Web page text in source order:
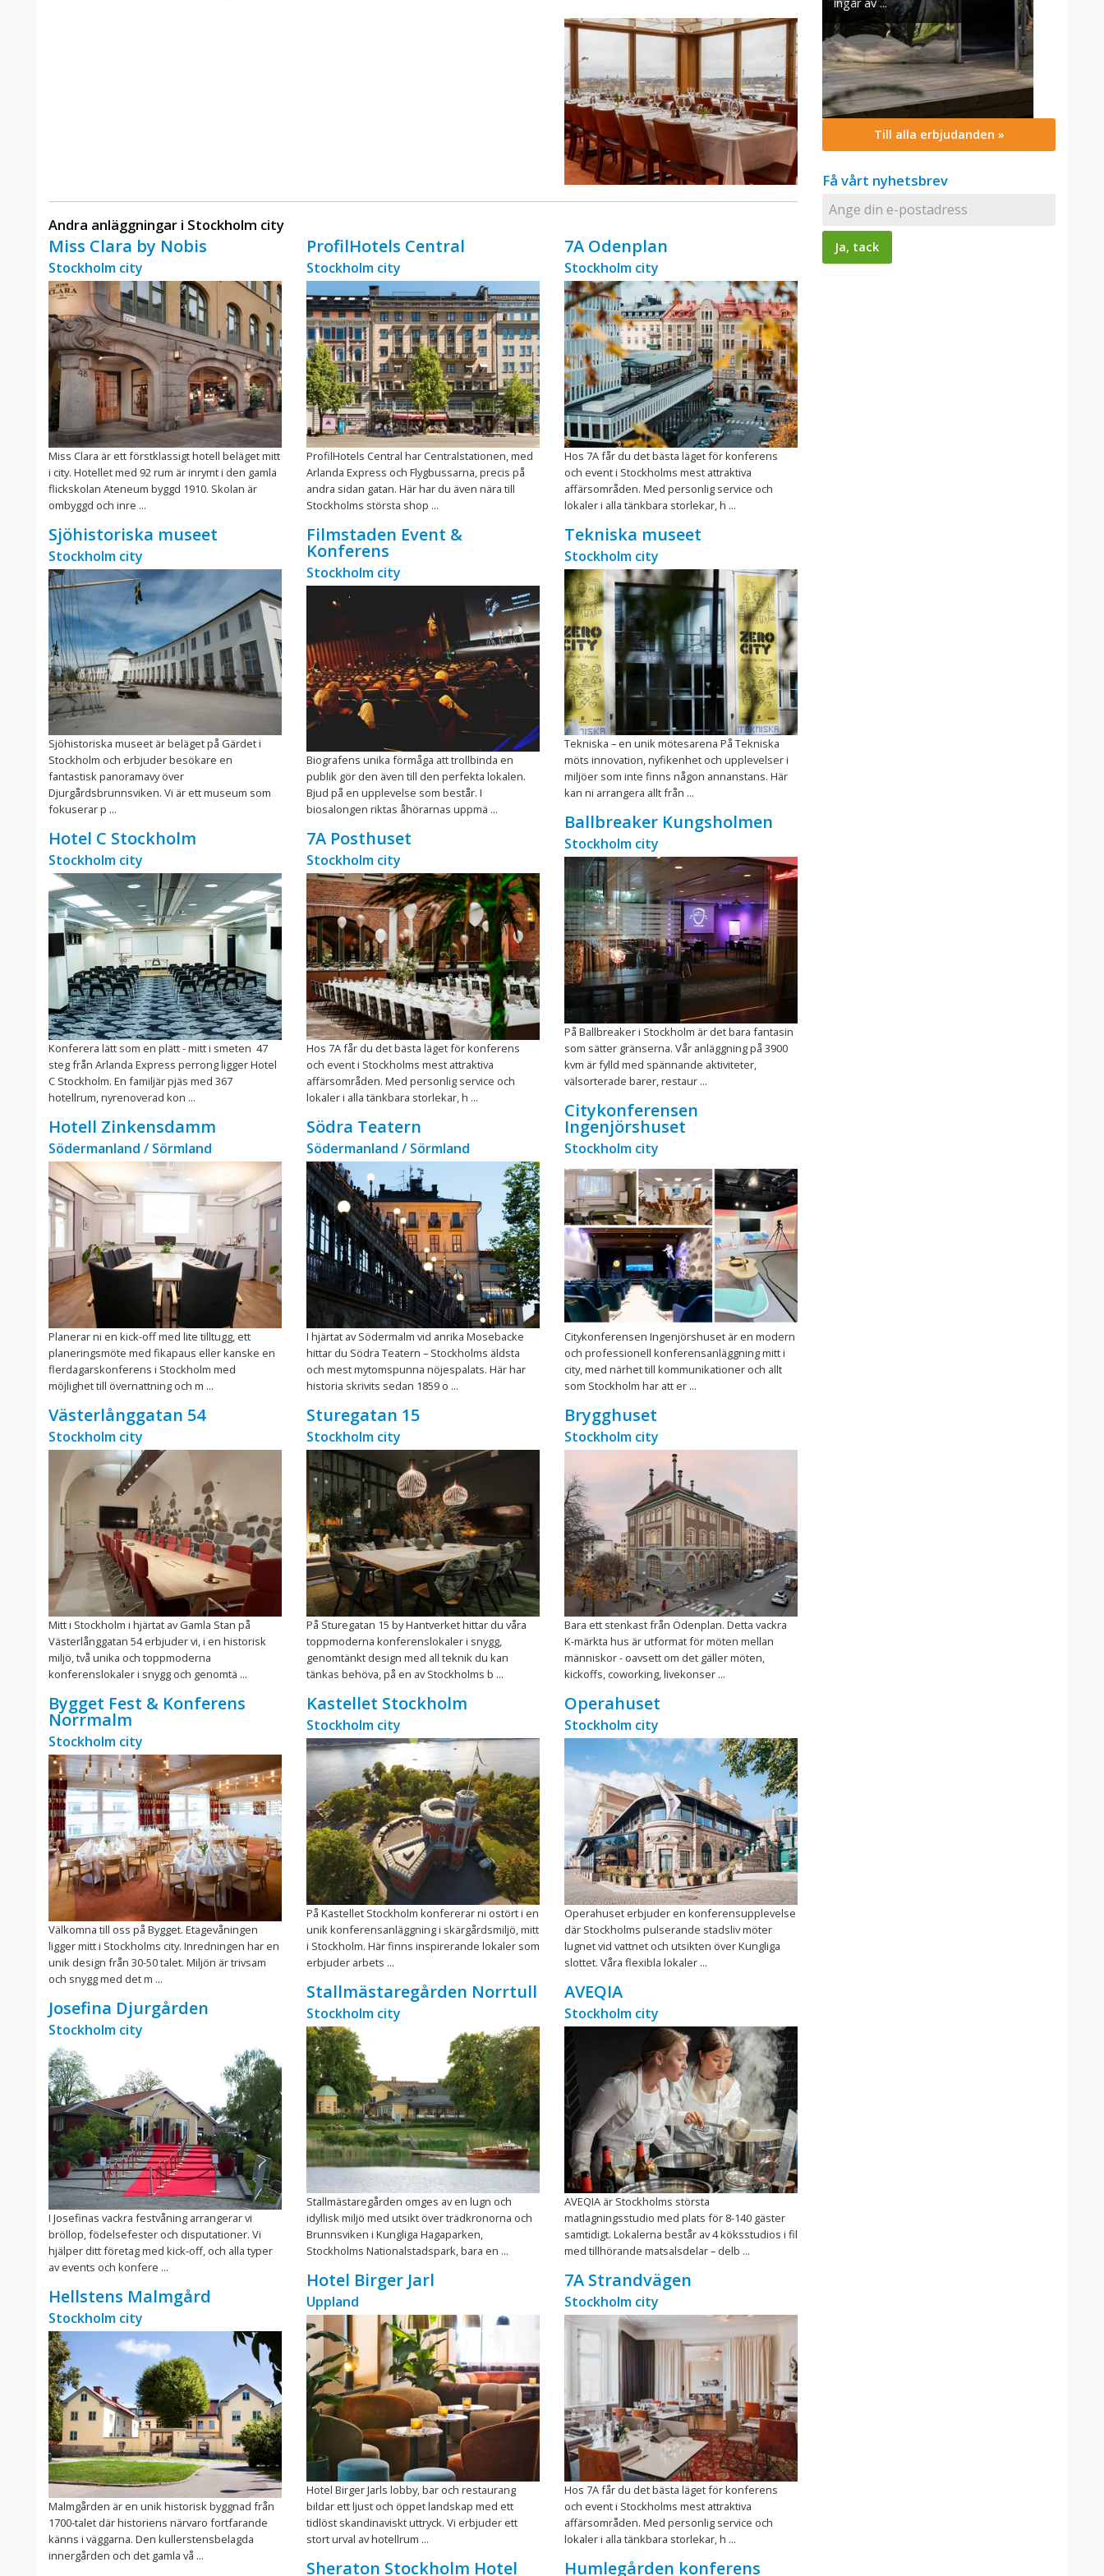
Andra anläggningar i Stockholm city
Miss Clara by Nobis
Stockholm city
Miss Clara är ett förstklassigt hotell beläget mitt
i city. Hotellet med 92 rum är inrymt i den gamla
flickskolan Ateneum byggd 1910. Skolan är
ombyggd och inre ...
Sjöhistoriska museet
Stockholm city
Sjöhistoriska museet är beläget på Gärdet i
Stockholm och erbjuder besökare en
fantastisk panoramavy över
Djurgårdsbrunnsviken. Vi är ett museum som
fokuserar p ...
Hotel C Stockholm
Stockholm city
Konferera lätt som en plätt - mitt i smeten 47
steg från Arlanda Express perrong ligger Hotel
C Stockholm. En familjär pjäs med 367
hotellrum, nyrenoverad kon ...
Hotell Zinkensdamm
Södermanland / Sörmland
Planerar ni en kick-off med lite tilltugg, ett
planeringsmöte med fikapaus eller kanske en
flerdagarskonferens i Stockholm med
möjlighet till övernattning och m ...
Västerlånggatan 54
Stockholm city
Mitt i Stockholm i hjärtat av Gamla Stan på
Västerlånggatan 54 erbjuder vi, i en historisk
miljö, två unika och toppmoderna
konferenslokaler i snygg och genomtä ...
Bygget Fest & Konferens
Norrmalm
Stockholm city
Välkomna till oss på Bygget. Etagevåningen
ligger mitt i Stockholms city. Inredningen har en
unik design från 30-50 talet. Miljön är trivsam
och snygg med det m ...
Josefina Djurgården
Stockholm city
I Josefinas vackra festvåning arrangerar vi
bröllop, födelsefester och disputationer. Vi
hjälper ditt företag med kick-off, och alla typer
av events och konfere ...
Hellstens Malmgård
Stockholm city
Malmgården är en unik historisk byggnad från
1700-talet där historiens närvaro fortfarande
känns i väggarna. Den kullerstensbelagda
innergården och det gamla vå ...
ProfilHotels Central
Stockholm city
ProfilHotels Central har Centralstationen, med
Arlanda Express och Flygbussarna, precis på
andra sidan gatan. Här har du även nära till
Stockholms största shop ...
Filmstaden Event &
Konferens
Stockholm city
Biografens unika förmåga att trollbinda en
publik gör den även till den perfekta lokalen.
Bjud på en upplevelse som består. I
biosalongen riktas åhörarnas uppmä ...
7A Posthuset
Stockholm city
Hos 7A får du det bästa läget för konferens
och event i Stockholms mest attraktiva
affärsområden. Med personlig service och
lokaler i alla tänkbara storlekar, h ...
Södra Teatern
Södermanland / Sörmland
I hjärtat av Södermalm vid anrika Mosebacke
hittar du Södra Teatern – Stockholms äldsta
och mest mytomspunna nöjespalats. Här har
historia skrivits sedan 1859 o ...
Sturegatan 15
Stockholm city
På Sturegatan 15 by Hantverket hittar du våra
toppmoderna konferenslokaler i snygg,
genomtänkt design med all teknik du kan
tänkas behöva, på en av Stockholms b ...
Kastellet Stockholm
Stockholm city
På Kastellet Stockholm konfererar ni ostört i en
unik konferensanläggning i skärgårdsmiljö, mitt
i Stockholm. Här finns inspirerande lokaler som
erbjuder arbets ...
Stallmästaregården Norrtull
Stockholm city
Stallmästaregården omges av en lugn och
idyllisk miljö med utsikt över trädkronorna och
Brunnsviken i Kungliga Hagaparken,
Stockholms Nationalstadspark, bara en ...
Hotel Birger Jarl
Uppland
Hotel Birger Jarls lobby, bar och restaurang
bildar ett ljust och öppet landskap med ett
tidlöst skandinaviskt uttryck. Vi erbjuder ett
stort urval av hotellrum ...
Sheraton Stockholm Hotel
7A Odenplan
Stockholm city
Hos 7A får du det bästa läget för konferens
och event i Stockholms mest attraktiva
affärsområden. Med personlig service och
lokaler i alla tänkbara storlekar, h ...
Tekniska museet
Stockholm city
Tekniska – en unik mötesarena På Tekniska
möts innovation, nyfikenhet och upplevelser i
miljöer som inte finns någon annanstans. Här
kan ni arrangera allt från ...
Ballbreaker Kungsholmen
Stockholm city
På Ballbreaker i Stockholm är det bara fantasin
som sätter gränserna. Vår anläggning på 3900
kvm är fylld med spännande aktiviteter,
välsorterade barer, restaur ...
Citykonferensen
Ingenjörshuset
Stockholm city
Citykonferensen Ingenjörshuset är en modern
och professionell konferensanläggning mitt i
city, med närhet till kommunikationer och allt
som Stockholm har att er ...
Brygghuset
Stockholm city
Bara ett stenkast från Odenplan. Detta vackra
K-märkta hus är utformat för möten mellan
människor - oavsett om det gäller möten,
kickoffs, coworking, livekonser ...
Operahuset
Stockholm city
Operahuset erbjuder en konferensupplevelse
där Stockholms pulserande stadsliv möter
lugnet vid vattnet och utsikten över Kungliga
slottet. Våra flexibla lokaler ...
AVEQIA
Stockholm city
AVEQIA är Stockholms största
matlagningsstudio med plats för 8-140 gäster
samtidigt. Lokalerna består av 4 köksstudios i fil
med tillhörande matsalsdelar – delb ...
7A Strandvägen
Stockholm city
Hos 7A får du det bästa läget för konferens
och event i Stockholms mest attraktiva
affärsområden. Med personlig service och
lokaler i alla tänkbara storlekar, h ...
Humlegården konferens
Till alla erbjudanden »
Få vårt nyhetsbrev